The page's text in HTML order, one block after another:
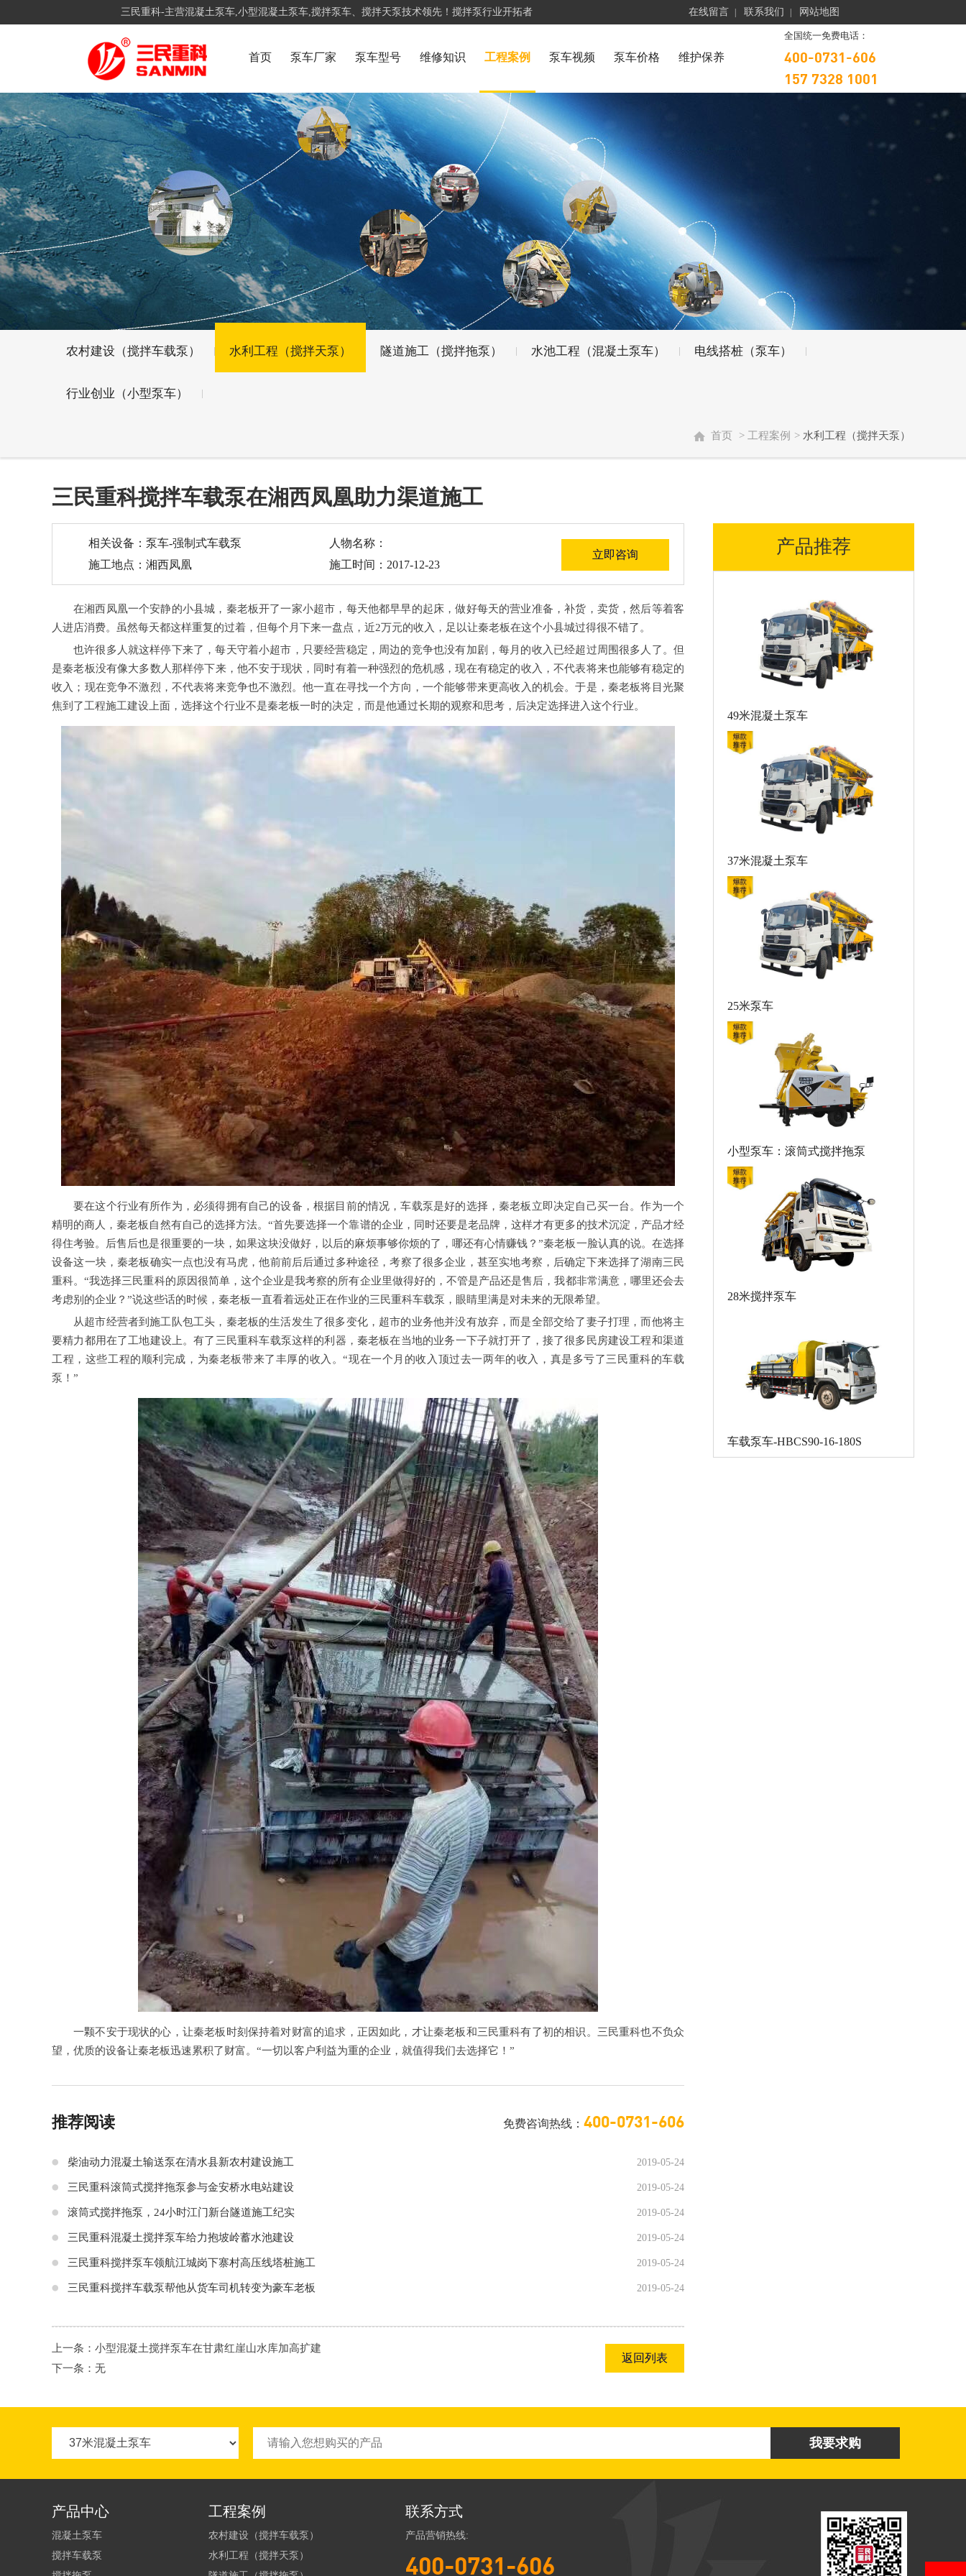
三民重科-主营混凝土泵车,小型混凝土泵车,搅拌泵车、搅拌天泵技术领先！搅拌泵行业开拓者 在线留言 联系我们 网站地图
首页 泵车厂家 泵车型号 维修知识 工程案例 泵车视频 泵车价格 维护保养
全国统一免费电话：
400-0731-606
157 7328 1001
农村建设（搅拌车载泵） 水利工程（搅拌天泵） 隧道施工（搅拌拖泵） 水池工程（混凝土泵车） 电线搭桩（泵车）
行业创业（小型泵车）
首页 > 工程案例 > 水利工程（搅拌天泵）
三民重科搅拌车载泵在湘西凤凰助力渠道施工
相关设备：泵车-强制式车载泵
人物名称：
施工地点：湘西凤凰
施工时间：2017-12-23
立即咨询
在湘西凤凰一个安静的小县城，秦老板开了一家小超市，每天他都早早的起床，做好每天的营业准备，补货，卖货，然后等着客
人进店消费。虽然每天都这样重复的过着，但每个月下来一盘点，近2万元的收入，足以让秦老板在这个小县城过得很不错了。
也许很多人就这样停下来了，每天守着小超市，只要经营稳定，周边的竞争也没有加剧，每月的收入已经超过周围很多人了。但
是秦老板没有像大多数人那样停下来，他不安于现状，同时有着一种强烈的危机感，现在有稳定的收入，不代表将来也能够有稳定的
收入；现在竞争不激烈，不代表将来竞争也不激烈。他一直在寻找一个方向，一个能够带来更高收入的机会。于是，秦老板将目光聚
焦到了工程施工建设上面，选择这个行业不是秦老板一时的决定，而是他通过长期的观察和思考，后决定选择进入这个行业。
要在这个行业有所作为，必须得拥有自己的设备，根据目前的情况，车载泵是好的选择，秦老板立即决定自己买一台。作为一个
精明的商人，秦老板自然有自己的选择方法。“首先要选择一个靠谱的企业，同时还要是老品牌，这样才有更多的技术沉淀，产品才经
得住考验。后售后也是很重要的一块，如果这块没做好，以后的麻烦事够你烦的了，哪还有心情赚钱？”秦老板一脸认真的说。在选择
设备这一块，秦老板确实一点也没有马虎，他前前后后通过多种途径，考察了很多企业，甚至实地考察，后确定下来选择了湖南三民
重科。“我选择三民重科的原因很简单，这个企业是我考察的所有企业里做得好的，不管是产品还是售后，我都非常满意，哪里还会去
考虑别的企业？”说这些话的时候，秦老板一直看着远处正在作业的三民重科车载泵，眼睛里满是对未来的无限希望。
从超市经营者到施工队包工头，秦老板的生活发生了很多变化，超市的业务他并没有放弃，而是全部交给了妻子打理，而他将主
要精力都用在了工地建设上。有了三民重科车载泵这样的利器，秦老板在当地的业务一下子就打开了，接了很多民房建设工程和渠道
工程，这些工程的顺利完成，为秦老板带来了丰厚的收入。“现在一个月的收入顶过去一两年的收入，真是多亏了三民重科的车载
泵！”
一颗不安于现状的心，让秦老板时刻保持着对财富的追求，正因如此，才让秦老板和三民重科有了初的相识。三民重科也不负众
望，优质的设备让秦老板迅速累积了财富。“一切以客户利益为重的企业，就值得我们去选择它！”
推荐阅读 免费咨询热线： 400-0731-606
柴油动力混凝土输送泵在清水县新农村建设施工 2019-05-24
三民重科滚筒式搅拌拖泵参与金安桥水电站建设 2019-05-24
滚筒式搅拌拖泵，24小时江门新台隧道施工纪实 2019-05-24
三民重科混凝土搅拌泵车给力抱坡岭蓄水池建设 2019-05-24
三民重科搅拌泵车领航江城岗下寨村高压线塔桩施工 2019-05-24
三民重科搅拌车载泵帮他从货车司机转变为豪车老板 2019-05-24
上一条： 小型混凝土搅拌泵车在甘肃红崖山水库加高扩建
下一条：无
返回列表
产品推荐
49米混凝土泵车
37米混凝土泵车
25米泵车
小型泵车：滚筒式搅拌拖泵
28米搅拌泵车
车载泵车-HBCS90-16-180S
产品中心
混凝土泵车
搅拌车载泵
工程案例
农村建设（搅拌车载泵）
水利工程（搅拌天泵）
联系方式
产品营销热线:
400-0731-606